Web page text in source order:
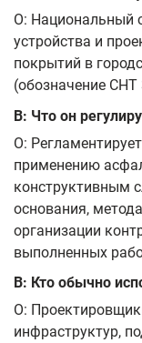
О: Национальный
устройства и
покрытий в
(обозначение СНТ
В: Что он
О:
применению
конструктивным
основания,
организации
выполненных
В: Кто обычно
О:
инфраструктур,